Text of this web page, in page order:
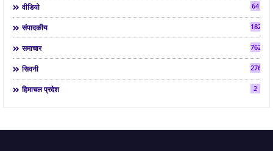
वीडियो 64
संपादकीय 182
समाचार 7624
सिवनी 2763
हिमाचल प्रदेश 2